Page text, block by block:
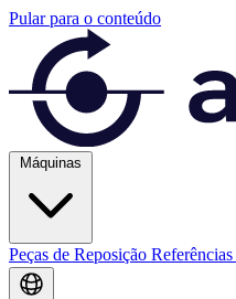
Pular para o conteúdo
Máquinas
Peças de Reposição Referências